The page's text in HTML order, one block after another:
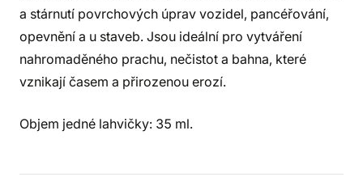
a stárnutí povrchových úprav vozidel, pancéřování,
opevnění a u staveb. Jsou ideální pro vytváření
nahromaděného prachu, nečistot a bahna, které
vznikají časem a přirozenou erozí.
Objem jedné lahvičky: 35 ml.